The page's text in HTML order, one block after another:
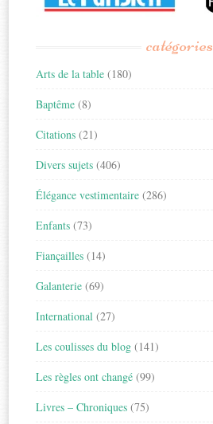
catégories
Arts de la table (180)
Baptême (8)
Citations (21)
Divers sujets (406)
Élégance vestimentaire (286)
Enfants (73)
Fiançailles (14)
Galanterie (69)
International (27)
Les coulisses du blog (141)
Les règles ont changé (99)
Livres – Chroniques (75)